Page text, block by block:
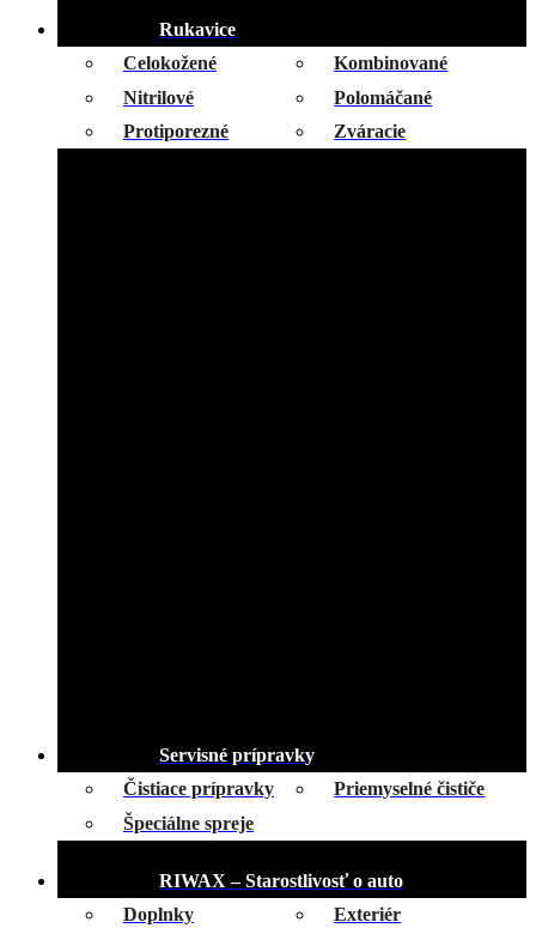
Rukavice
Celokožené
Kombinované
Nitrilové
Polomáčané
Protiporezné
Zváracie
Servisné prípravky
Čistiace prípravky
Priemyselné čističe
Špeciálne spreje
RIWAX – Starostlivosť o auto
Doplnky
Exteriér